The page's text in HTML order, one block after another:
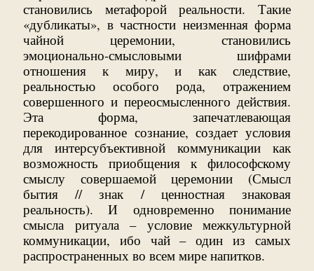
становились метафорой реальности. Такие
«дубликаты», в частности неизменная форма
чайной церемонии, становились
эмоционально-смысловыми шифрами
отношения к миру, и как следствие,
реальностью особого рода, отражением
совершенного и переосмысленного действия.
Эта форма, запечатлевающая
перекодированное сознание, создает условия
для интерсубъективной коммуникации как
возможность приобщения к философскому
смыслу совершаемой церемонии (Смысл
бытия // знак / ценностная знаковая
реальность). И одновременно понимание
смысла ритуала – условие межкультурной
коммуникации, ибо чай – один из самых
распространенных во всем мире напитков.